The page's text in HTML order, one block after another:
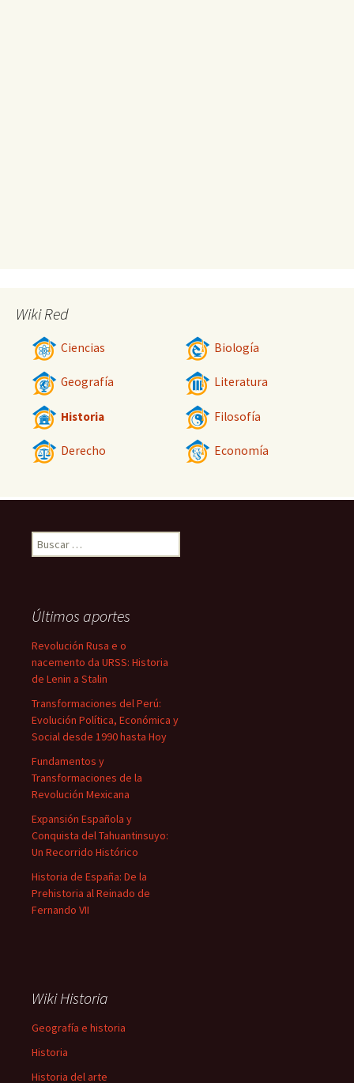
Wiki Red
Ciencias Biología
Geografía Literatura
Historia Filosofía
Derecho Economía
Buscar:
Últimos aportes
Revolución Rusa e o
nacemento da URSS: Historia
de Lenin a Stalin
Transformaciones del Perú:
Evolución Política, Económica y
Social desde 1990 hasta Hoy
Fundamentos y
Transformaciones de la
Revolución Mexicana
Expansión Española y
Conquista del Tahuantinsuyo:
Un Recorrido Histórico
Historia de España: De la
Prehistoria al Reinado de
Fernando VII
Wiki Historia
Geografía e historia
Historia
Historia del arte